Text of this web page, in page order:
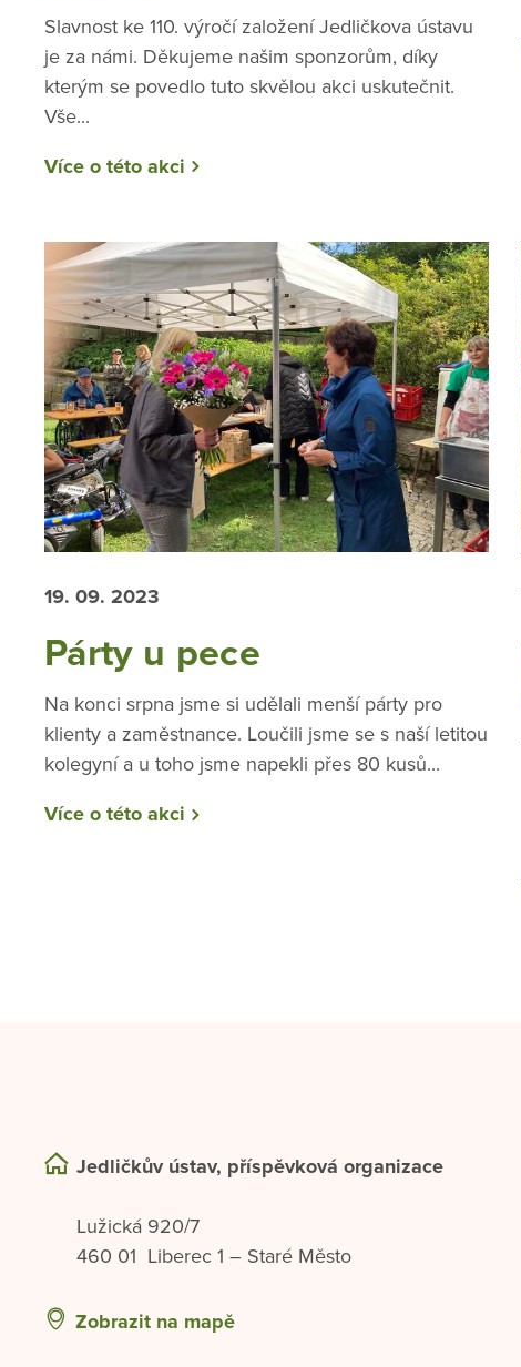
Slavnost ke 110. výročí založení Jedličkova ústavu
je za námi. Děkujeme našim sponzorům, díky
kterým se povedlo tuto skvělou akci uskutečnit.
Vše...
Více o této akci
19. 09. 2023
Párty u pece
Na konci srpna jsme si udělali menší párty pro
klienty a zaměstnance. Loučili jsme se s naší letitou
kolegyní a u toho jsme napekli přes 80 kusů...
Více o této akci
Jedličkův ústav, příspěvková organizace
Lužická 920/7
460 01 Liberec 1 – Staré Město
Zobrazit na mapě